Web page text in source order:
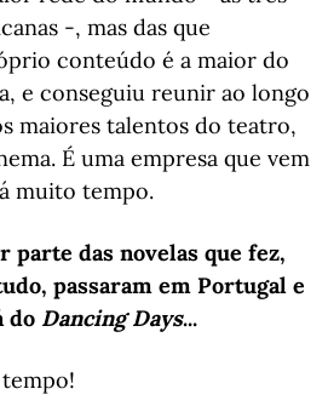
-, mas das que
conteúdo é a maior do
e conseguiu reunir ao longo
maiores talentos do teatro,
É uma empresa que vem
muito tempo.
parte das novelas que fez,
passaram em Portugal e
do Dancing Days...